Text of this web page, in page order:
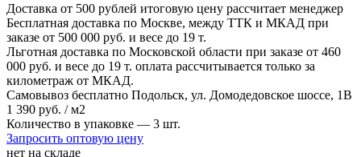
Доставка от 500 рублей итоговую цену рассчитает менеджер
Бесплатная доставка по Москве, между ТТК и МКАД при
заказе от 500 000 руб. и весе до 19 т.
Льготная доставка по Московской области при заказе от 460
000 руб. и весе до 19 т. оплата рассчитывается только за
километраж от МКАД.
Самовывоз бесплатно Подольск, ул. Домодедовское шоссе, 1В
1 390 руб. / м2
Количество в упаковке — 3 шт.
Запросить оптовую цену
нет на складе